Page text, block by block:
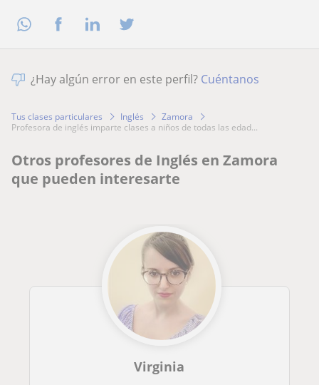
¿Hay algún error en este perfil? Cuéntanos
Tus clases particulares Inglés
Zamora
profesora de inglés imparte clases a niños de todas las edad...
Otros profesores de Inglés en Zamora
que pueden interesarte
Virginia